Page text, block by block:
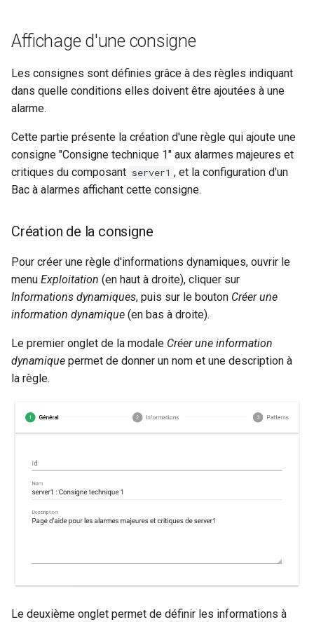
a
e
r
l
a
e
c
e
r
c
SAML2, OAUTH2, OPENID)
Modification du fichier de
configuration toml
Reconnexion automatique
des services et des
Scripts externes
Action base de donnees
Configuration composants
Gestion fixtures
ses composants
Prérequis des versions
Linkbuilder
Matrice des flux reseau
Mise a jour
Remediation
Smart feeder
Rabbitmq webui
Supervision
Troubleshooting
Engine-webhook
Swagger pro
première règle
Deuxième règle
Troisième règle
Affichage dans le Bac à
alarmes
Exemple
Widgets
Junit
Stats
Texte
Jetons d'authentification
Indicateurs statistiques et
KPI
Listes de lecture
Mode Maintenance
d'état/sévérité
Paramètres de stockage
Paramètres
Rôles
Utilisateurs
tickets
Règles d'inactivité
Règles Méta Alarmes (pro)
Règles de résolution
Règles SNMP (pro)
nokiansp2canopsis
Connecteur prometheus
SNMP trap vers Canopsis
Canopsis (connector-
zabbix2canopsis)
Affichage d'une consigne
Les consignes sont définies grâce à des règles indiquant
dans quelle conditions elles doivent être ajoutées à une
alarme.
Cette partie présente la création d'une règle qui ajoute une
consigne "Consigne technique 1" aux alarmes majeures et
critiques du composant server1 , et la configuration d'un
Bac à alarmes affichant cette consigne.
Création de la consigne
Pour créer une règle d'informations dynamiques, ouvrir le
menu Exploitation (en haut à droite), cliquer sur
Informations dynamiques, puis sur le bouton Créer une
information dynamique (en bas à droite).
Le premier onglet de la modale Créer une information
dynamique permet de donner un nom et une description à
la règle.
Le deuxième onglet permet de définir les informations à